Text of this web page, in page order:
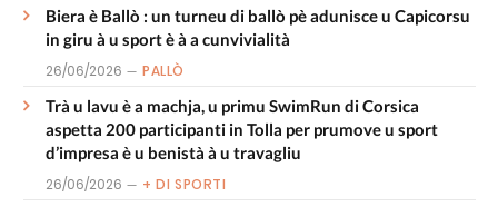
Biera è Ballò : un turneu di ballò pè adunisce u Capicorsu
in giru à u sport è à a cunvivialità
26/06/2026 PALLÒ
Trà u lavu è a machja, u primu SwimRun di Corsica
aspetta 200 participanti in Tolla per prumove u sport
d’impresa è u benistà à u travagliu
26/06/2026 + DI SPORTI